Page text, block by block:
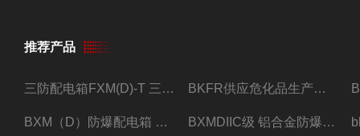
推荐产品
三防配电箱FXM(D)-T 三防型黑色工程塑料 BKFR供应危化品生产车间1.5匹2匹3匹5匹防爆空调
BXM（D）防爆配电箱 防爆照明动力箱厂家 定做 BXMDIIC级 铝合金防爆照明动力配电箱 加工定做